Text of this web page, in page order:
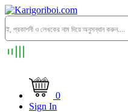
0
Sign In